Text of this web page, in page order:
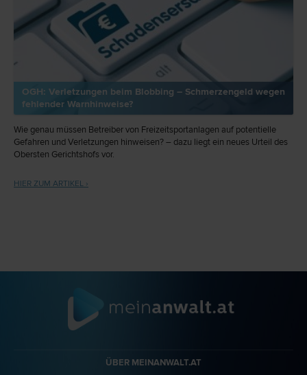
OGH: Verletzungen beim Blobbing – Schmerzengeld wegen
fehlender Warnhinweise?
Wie genau müssen Betreiber von Freizeitsportanlagen auf potentielle
Gefahren und Verletzungen hinweisen? – dazu liegt ein neues Urteil des
Obersten Gerichtshofs vor.
HIER ZUM ARTIKEL ›
ÜBER MEINANWALT.AT